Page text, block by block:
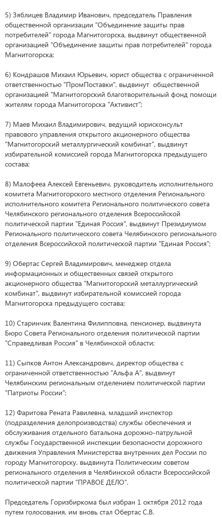
5) Зяблицев Владимир Иванович, председатель Правления
общественной организации "Объединение защиты прав
потребителей" города Магнитогорска, выдвинут общественной
организацией "Объединение защиты прав потребителей" города
Магнитогорска;
6) Кондрашов Михаил Юрьевич, юрист общества с ограниченной
ответственностью "ПромПоставки", выдвинут общественной
организацией "Магнитогорский благотворительный фонд помощи
жителям города Магнитогорска "Активист";
7) Маев Михаил Владимирович, ведущий юрисконсульт
правового управления открытого акционерного общества
"Магнитогорский металлургический комбинат", выдвинут
избирательной комиссией города Магнитогорска предыдущего
состава;
8) Малофееа Алексей Евгеньевич, руководитель исполнительного
комитета Магнитогорского местного отделения Регионального
исполнительного комитета Регионального политического совета
Челябинского регионального отделения Всероссийской
политической партии "Единая Россия", выдвинут Президиумом
Регионального политического совета Челябинского регионального
отделения Всероссийской политической партии "Единая Россия";
9) Обертас Сергей Владимирович, менеджер отдела
информационных и общественных связей открытого
акционерного общества "Магнитогорский металлургический
комбинат", выдвинут избирательной комиссией города
Магнитогорска предыдущего состава;
10) Старинчик Валентина Филипповна, пенсионер, выдвинута
Бюро Совета Регионального отделения политической партии
"Справедливая Россия" в Челябинской области;
11) Сыпков Антон Александрович, директор общества с
ограниченной ответственностью "Альфа А", выдвинут
Челябинским региональным отделением политической партии
"Патриоты России";
12) Фаритова Рената Равилевна, младший инспектор
(подразделения делопроизводства) службы обеспечения и
обслуживания отдельного батальона дорожно-патрульной
службы Государственной инспекции безопасности дорожного
движения Управления Министерства внутренних дел России по
городу Магнитогорску, выдвинута Политическим советом
регионального отделения в Челябинской области Всероссийской
политической партии "ПРАВОЕ ДЕЛО".
Председатель Горизбиркома был избран 1 октября 2012 года
путем голосования, им вновь стал Обертас С.В.